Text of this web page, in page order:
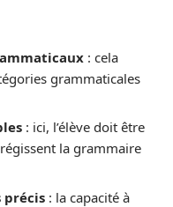
: cela
grammaticales
: ici, l’élève doit être
la grammaire
précis : la capacité à